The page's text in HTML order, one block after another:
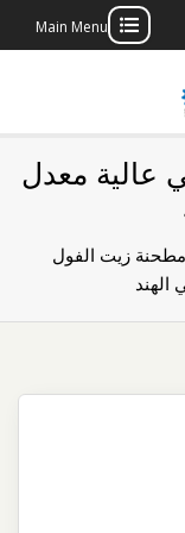
Main Menu
إنتاج
بك
عالية معدل
مطحنة زيت الفول
الهند